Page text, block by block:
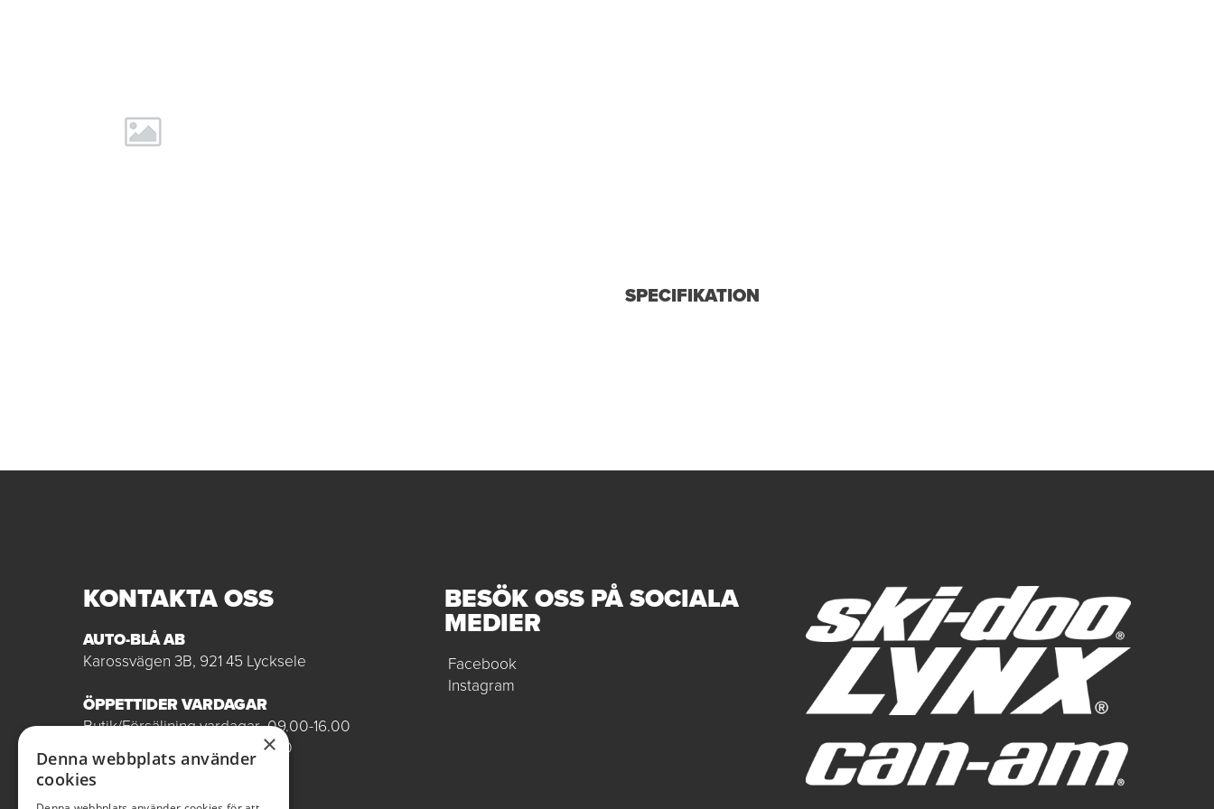
SPECIFIKATION
KONTAKTA OSS
AUTO-BLÅ AB
Karossvägen 3B, 921 45 Lycksele
ÖPPETTIDER VARDAGAR
Butik/Försäljning vardagar 09.00-16.00
Verkstad vardagar 07.00-16.00
Röda dagar stängt
BESÖK OSS PÅ SOCIALA
MEDIER
Facebook
Instagram
×
Denna webbplats använder
cookies